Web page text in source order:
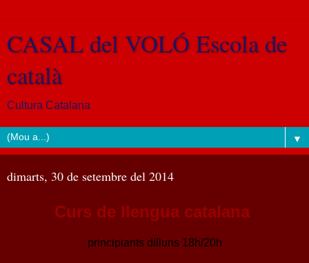
CASAL del VOLÓ Escola de
català
Cultura Catalana
▼
dimarts, 30 de setembre del 2014
Curs de llengua catalana
principiants dilluns 18h/20h